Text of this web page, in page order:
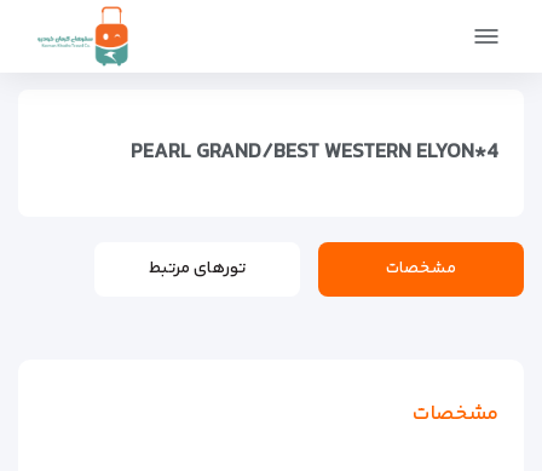
صفحه اصلی
PEARL GRAND/BEST WESTERN ELYON*4
مشخصات تورهای مرتبط
مشخصات